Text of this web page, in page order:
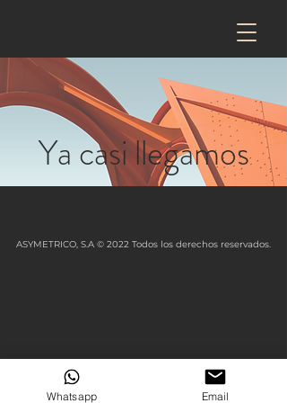
Ya casi llegamos
ASYMETRICO, S.A © 2022 Todos los derechos reservados.
Whatsapp Email